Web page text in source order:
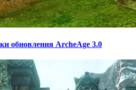
обновления ArcheAge 3.0